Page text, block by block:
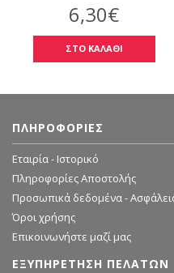
6,30€
ΣΤΟ ΚΑΛΑΘΙ
ΠΛΗΡΟΦΟΡΊΕΣ
Εταιρία - Ιστορικό
Πληροφορίες Αποστολής
Προσωπικά δεδομένα -
Όροι χρήσης
Επικοινωνήστε μαζί μας
ΕΞΥΠΗΡΈΤΗΣΗ ΠΕΛΑΤΏΝ